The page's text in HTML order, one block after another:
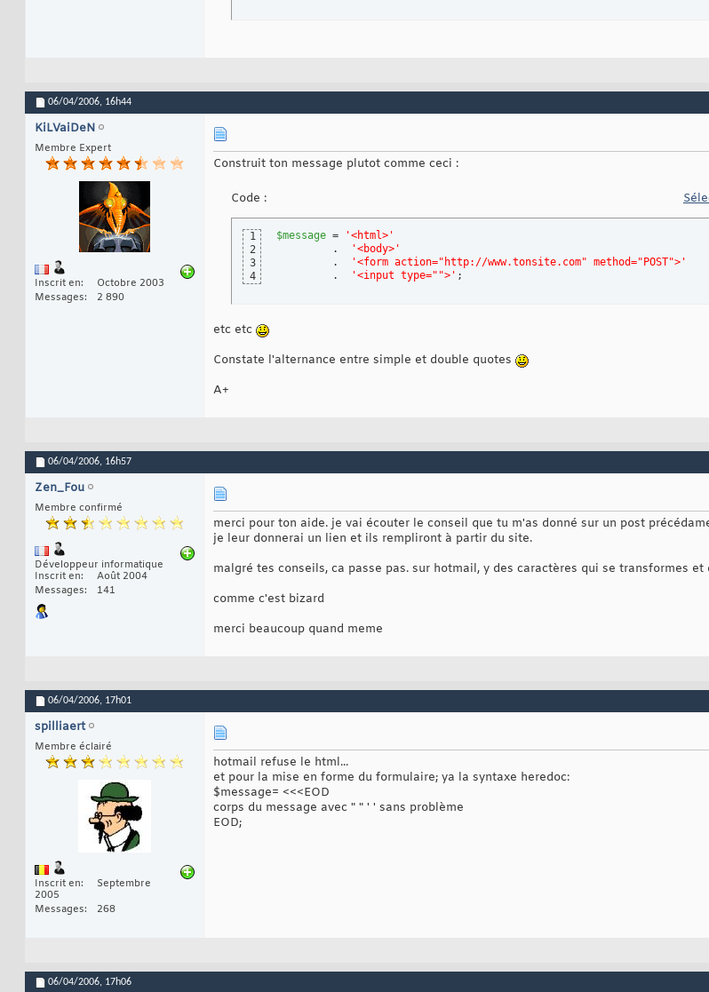
33
mail($mail,$sujet,$headers);
06/04/2006, 16h44
KiLVaiDeN
Membre Expert
Inscrit en
Octobre 2003
Messages
2 890
Construit ton message plutot comme ceci :
Code :
1
2
3
4
$message =
'<html>'
         .
'<body>'
         .
'<form action="http://www.tonsite.com" method="POST">'
         .
'<input type="">' ;
etc etc
Constate l'alternance entre simple et double quotes
A+
06/04/2006, 16h57
Zen_Fou
Membre confirmé
Développeur informatique
Inscrit en
Août 2004
Messages
141
merci pour ton aide. je vai écouter le conseil que tu m'as donné sur un post
je leur donnerai un lien et ils rempliront à partir du site.
malgré tes conseils, ca passe pas. sur hotmail, y des caractères qui se transformes
comme c'est bizard
merci beaucoup quand meme
06/04/2006, 17h01
spilliaert
Membre éclairé
Inscrit en
Septembre
2005
Messages
268
hotmail refuse le html...
et pour la mise en forme du formulaire; ya la syntaxe heredoc:
$message= <<<EOD
corps du message avec " " ' ' sans problème
EOD;
06/04/2006, 17h06